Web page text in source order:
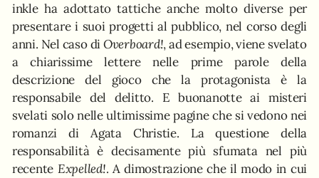
inkle ha adottato tattiche anche molto diverse per
presentare i suoi progetti al pubblico, nel corso degli
anni. Nel caso diOverboard!, ad esempio, viene svelato
a chiarissime lettere nelle prime parole della
descrizione del gioco che la protagonista è la
responsabile del delitto. E buonanotte ai misteri
svelati solo nelle ultimissime pagine che si vedono nei
romanzi di Agata Christie. La questione della
responsabilità è decisamente più sfumata nel più
recente Expelled!. A dimostrazione che il modo in cui